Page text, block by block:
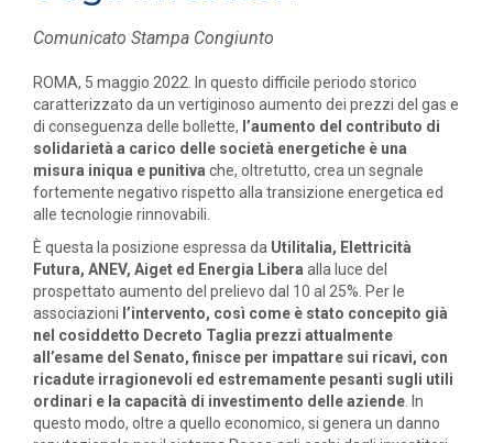
Comunicato Stampa Congiunto
ROMA, 5 maggio 2022. In questo difficile periodo storico
caratterizzato da un vertiginoso aumento dei prezzi del gas e
di conseguenza delle bollette, l’aumento del contributo di
solidarietà a carico delle società energetiche è una
misura iniqua e punitiva che, oltretutto, crea un segnale
fortemente negativo rispetto alla transizione energetica ed
alle tecnologie rinnovabili.
È questa la posizione espressa da Utilitalia, Elettricità
Futura, ANEV, Aiget ed Energia Libera alla luce del
prospettato aumento del prelievo dal 10 al 25%. Per le
associazioni l’intervento, così come è stato concepito già
nel cosiddetto Decreto Taglia prezzi attualmente
all’esame del Senato, finisce per impattare sui ricavi, con
ricadute irragionevoli ed estremamente pesanti sugli utili
ordinari e la capacità di investimento delle aziende . In
questo modo, oltre a quello economico, si genera un danno